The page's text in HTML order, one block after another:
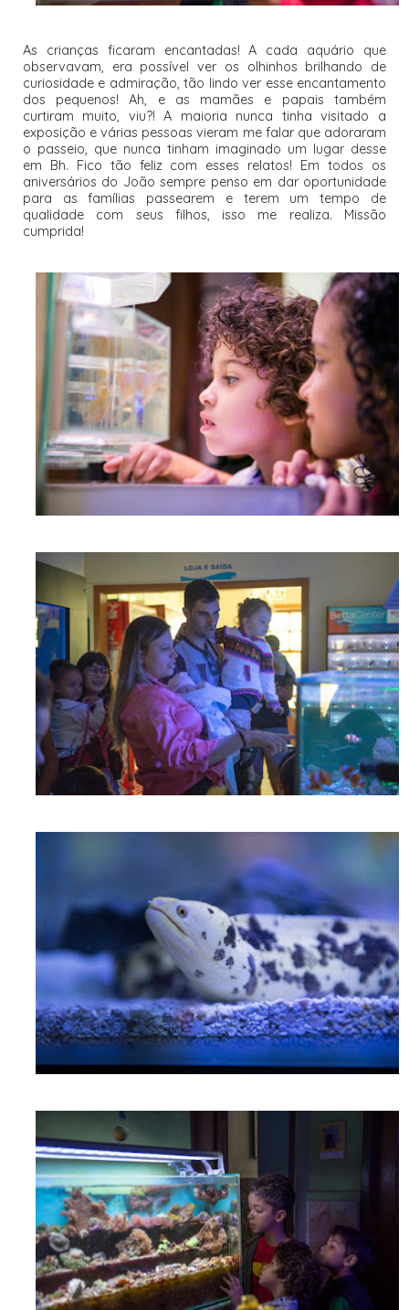
As crianças ficaram encantadas! A cada aquário que
observavam, era possível ver os olhinhos brilhando de
curiosidade e admiração, tão lindo ver esse encantamento
dos pequenos! Ah, e as mamães e papais também
curtiram muito, viu?! A maioria nunca tinha visitado a
exposição e várias pessoas vieram me falar que adoraram
o passeio, que nunca tinham imaginado um lugar desse
em Bh. Fico tão feliz com esses relatos! Em todos os
aniversários do João sempre penso em dar oportunidade
para as famílias passearem e terem um tempo de
qualidade com seus filhos, isso me realiza. Missão
cumprida!